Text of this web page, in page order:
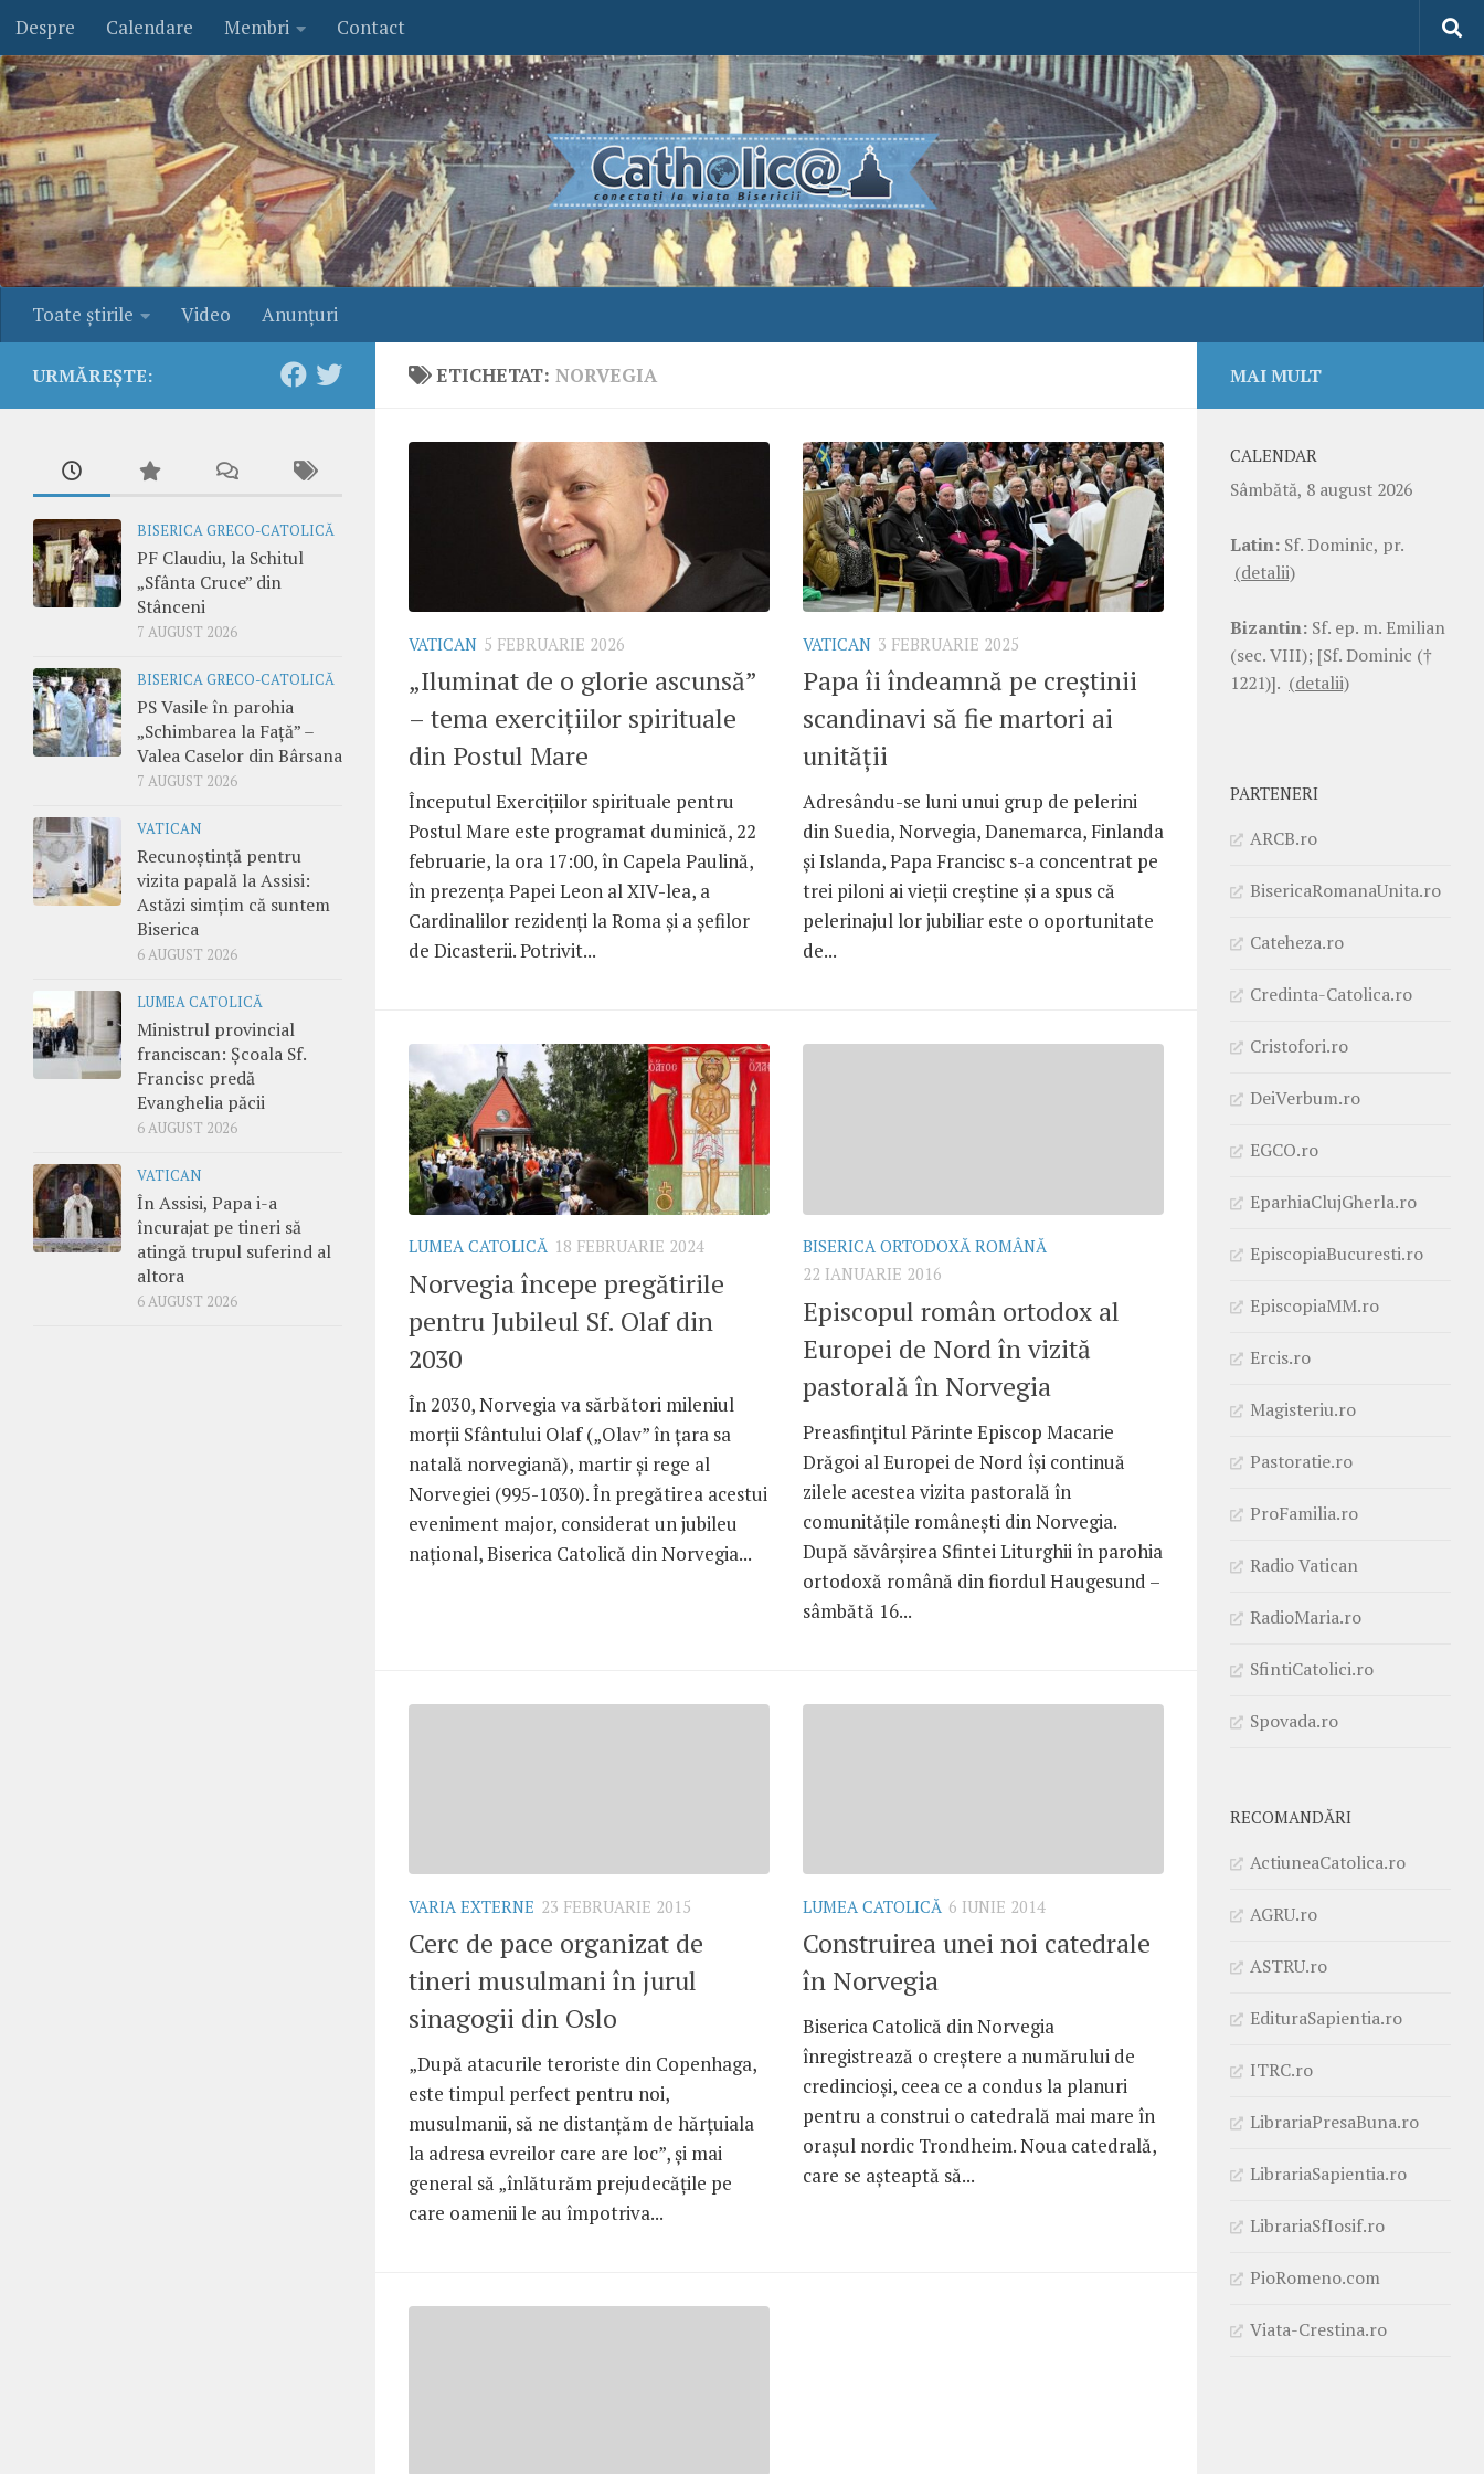
Skip to content
Despre Calendare Membri Contact
Toate ştirile Video Anunţuri
ETICHETAT: NORVEGIA
VATICAN 5 FEBRUARIE 2026
„Iluminat de o glorie ascunsă”
– tema exercițiilor spirituale
din Postul Mare
Începutul Exercițiilor spirituale pentru
Postul Mare este programat duminică, 22
februarie, la ora 17:00, în Capela Paulină,
în prezența Papei Leon al XIV-lea, a
Cardinalilor rezidenți la Roma și a șefilor
de Dicasterii. Potrivit...
VATICAN 3 FEBRUARIE 2025
Papa îi îndeamnă pe creștinii
scandinavi să fie martori ai
unității
Adresându-se luni unui grup de pelerini
din Suedia, Norvegia, Danemarca, Finlanda
și Islanda, Papa Francisc s-a concentrat pe
trei piloni ai vieții creștine și a spus că
pelerinajul lor jubiliar este o oportunitate
de...
LUMEA CATOLICĂ 18 FEBRUARIE 2024
Norvegia începe pregătirile
pentru Jubileul Sf. Olaf din
2030
În 2030, Norvegia va sărbători mileniul
morții Sfântului Olaf („Olav” în țara sa
natală norvegiană), martir și rege al
Norvegiei (995-1030). În pregătirea acestui
eveniment major, considerat un jubileu
național, Biserica Catolică din Norvegia...
BISERICA ORTODOXĂ ROMÂNĂ
22 IANUARIE 2016
Episcopul român ortodox al
Europei de Nord în vizită
pastorală în Norvegia
Preasfințitul Părinte Episcop Macarie
Drăgoi al Europei de Nord își continuă
zilele acestea vizita pastorală în
comunitățile românești din Norvegia.
După săvârșirea Sfintei Liturghii în parohia
ortodoxă română din fiordul Haugesund –
sâmbătă 16...
VARIA EXTERNE 23 FEBRUARIE 2015
Cerc de pace organizat de
tineri musulmani în jurul
sinagogii din Oslo
„După atacurile teroriste din Copenhaga,
este timpul perfect pentru noi,
musulmanii, să ne distanţăm de hărţuiala
la adresa evreilor care are loc”, şi mai
general să „înlăturăm prejudecăţile pe
care oamenii le au împotriva...
LUMEA CATOLICĂ 6 IUNIE 2014
Construirea unei noi catedrale
în Norvegia
Biserica Catolică din Norvegia
înregistrează o creştere a numărului de
credincioşi, ceea ce a condus la planuri
pentru a construi o catedrală mai mare în
oraşul nordic Trondheim. Noua catedrală,
care se aşteaptă să...
URMĂREȘTE:
BISERICA GRECO-CATOLICĂ
PF Claudiu, la Schitul
„Sfânta Cruce” din
Stânceni
7 AUGUST 2026
BISERICA GRECO-CATOLICĂ
PS Vasile în parohia
„Schimbarea la Față” –
Valea Caselor din Bârsana
7 AUGUST 2026
VATICAN
Recunoștință pentru
vizita papală la Assisi:
Astăzi simțim că suntem
Biserica
6 AUGUST 2026
LUMEA CATOLICĂ
Ministrul provincial
franciscan: Școala Sf.
Francisc predă
Evanghelia păcii
6 AUGUST 2026
VATICAN
În Assisi, Papa i-a
încurajat pe tineri să
atingă trupul suferind al
altora
6 AUGUST 2026
MAI MULT
CALENDAR
Sâmbătă, 8 august 2026
Latin: Sf. Dominic, pr.
(detalii)
Bizantin: Sf. ep. m. Emilian
(sec. VIII); [Sf. Dominic (†
1221)]. (detalii)
PARTENERI
ARCB.ro
BisericaRomanaUnita.ro
Cateheza.ro
Credinta-Catolica.ro
Cristofori.ro
DeiVerbum.ro
EGCO.ro
EparhiaClujGherla.ro
EpiscopiaBucuresti.ro
EpiscopiaMM.ro
Ercis.ro
Magisteriu.ro
Pastoratie.ro
ProFamilia.ro
Radio Vatican
RadioMaria.ro
SfintiCatolici.ro
Spovada.ro
RECOMANDĂRI
ActiuneaCatolica.ro
AGRU.ro
ASTRU.ro
EdituraSapientia.ro
ITRC.ro
LibrariaPresaBuna.ro
LibrariaSapientia.ro
LibrariaSfIosif.ro
PioRomeno.com
Viata-Crestina.ro